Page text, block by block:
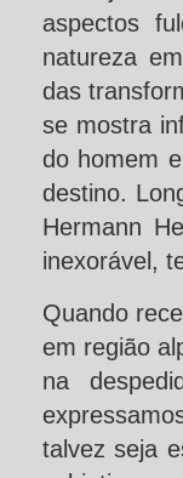
aspectos
natureza
das
se mostra
do homem
destino.
Hermann
inexorável,
Quando
em região
na
talvez seja